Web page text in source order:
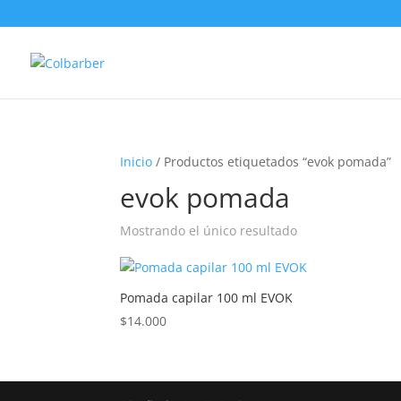
Inicio / Productos etiquetados “evok pomada”
evok pomada
Mostrando el único resultado
Pomada capilar 100 ml EVOK
$14.000